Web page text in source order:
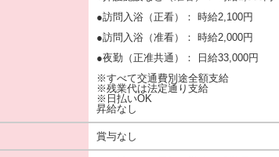
●訪問入浴（正看）： 時給2,100円
●訪問入浴（准看）： 時給2,000円
●夜勤（正准共通）： 日給33,000円
※すべて交通費別途全額支給
※残業代は法定通り支給
※日払いOK
昇給なし
賞与なし